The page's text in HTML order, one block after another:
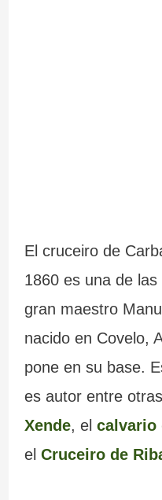
El cruceiro de
1860 es una de
gran maestro
nacido en Covelo,
pone en su base.
es autor entre
Xende, el calvario
el Cruceiro de